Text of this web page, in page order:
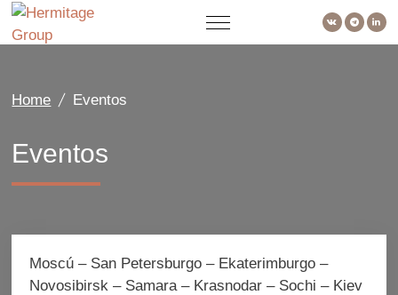
Home Eventos
Eventos
Moscú – San Petersburgo – Ekaterimburgo –
Novosibirsk – Samara – Krasnodar – Sochi – Kiev